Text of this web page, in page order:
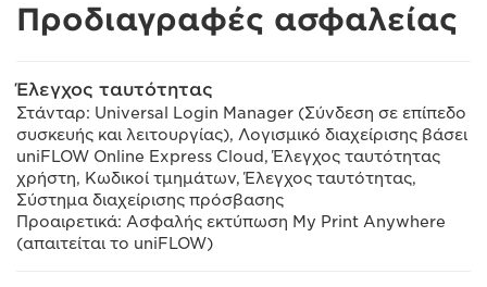
Προδιαγραφές ασφαλείας
Έλεγχος ταυτότητας
Στάνταρ: Universal Login Manager (Σύνδεση σε επίπεδο
συσκευής και λειτουργίας), Λογισμικό διαχείρισης βάσει
uniFLOW Online Express Cloud, Έλεγχος ταυτότητας
χρήστη, Κωδικοί τμημάτων, Έλεγχος ταυτότητας,
Σύστημα διαχείρισης πρόσβασης
Προαιρετικά: Ασφαλής εκτύπωση My Print Anywhere
(απαιτείται το uniFLOW)